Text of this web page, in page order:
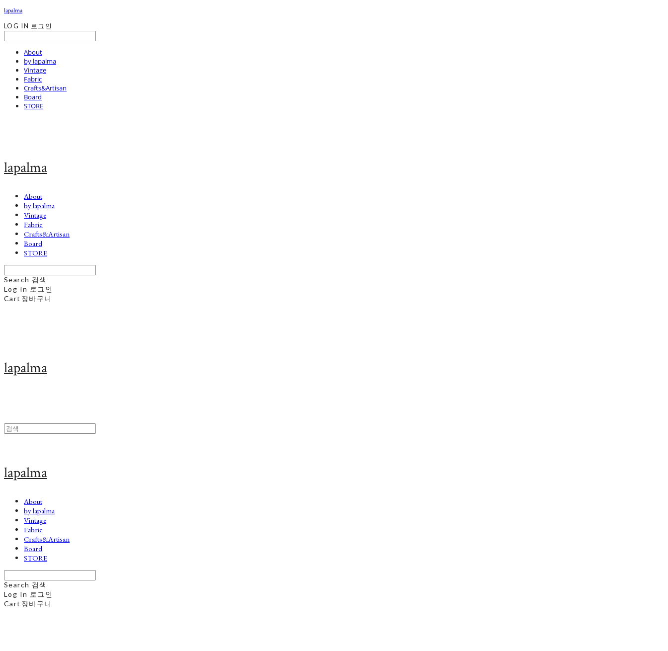
lapalma
LOG IN 로그인
About
by lapalma
Vintage
Fabric
Crafts&Artisan
Board
STORE
lapalma
About
by lapalma
Vintage
Fabric
Crafts&Artisan
Board
STORE
Search 검색
Log In 로그인
Cart 장바구니
lapalma
lapalma
About
by lapalma
Vintage
Fabric
Crafts&Artisan
Board
STORE
Search 검색
Log In 로그인
Cart 장바구니